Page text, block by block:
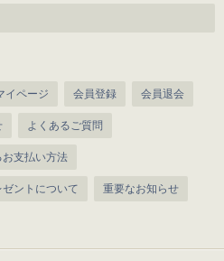
イページ 会員登録 会員退会
よくあるご質問
お支払い方法
ゼントについて 重要なお知らせ